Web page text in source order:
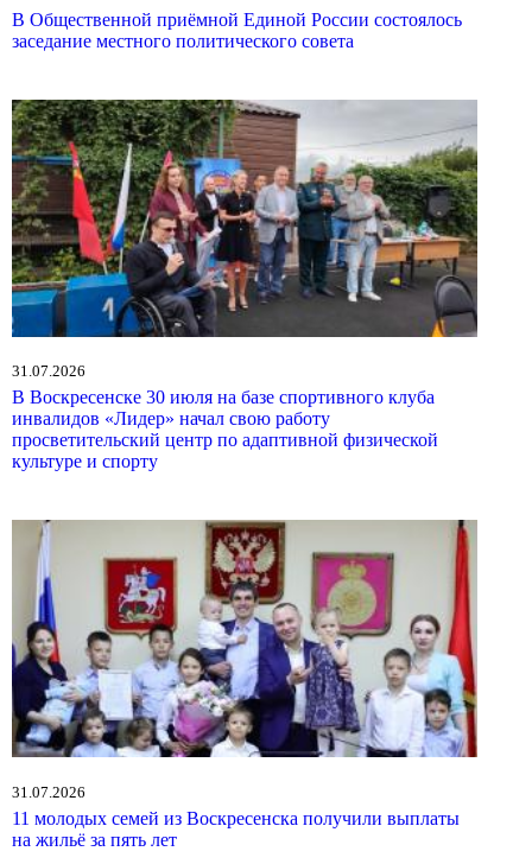
В Общественной приёмной Единой России состоялось
заседание местного политического совета
31.07.2026
В Воскресенске 30 июля на базе спортивного клуба
инвалидов «Лидер» начал свою работу
просветительский центр по адаптивной физической
культуре и спорту
31.07.2026
11 молодых семей из Воскресенска получили выплаты
на жильё за пять лет